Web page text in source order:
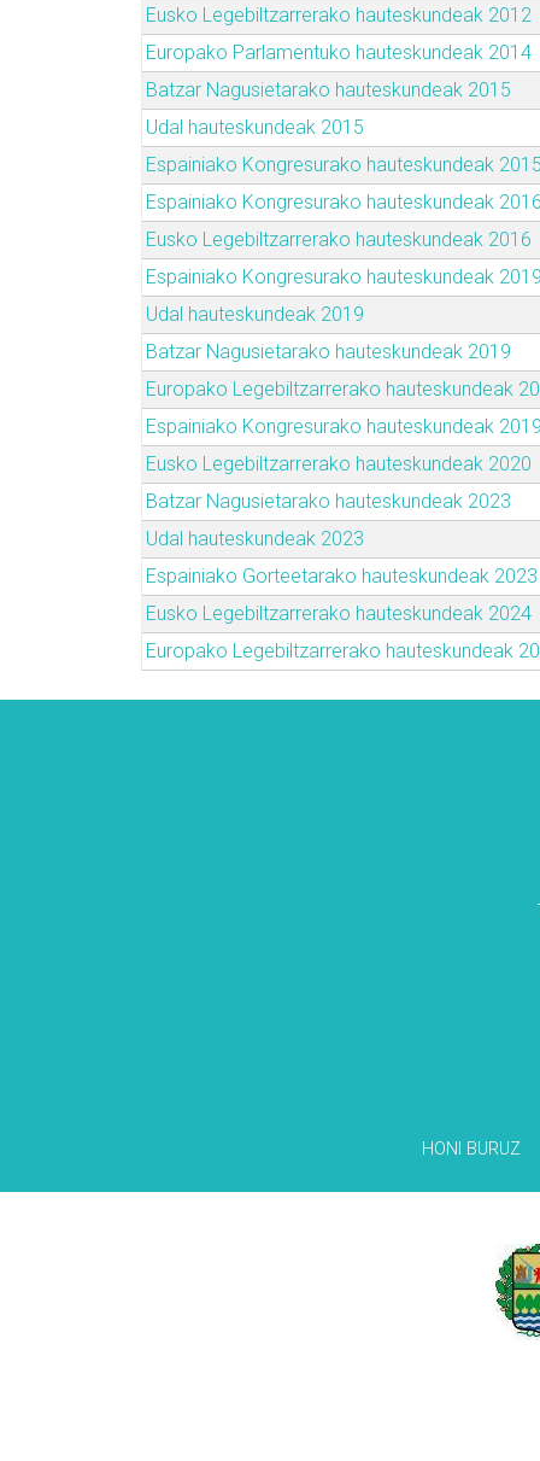
Eusko Legebiltzarrerako hauteskundeak 2012
Europako Parlamentuko hauteskundeak 2014
Batzar Nagusietarako hauteskundeak 2015
Udal hauteskundeak 2015
Espainiako Kongresurako hauteskundeak 2015
Espainiako Kongresurako hauteskundeak 2016
Eusko Legebiltzarrerako hauteskundeak 2016
Espainiako Kongresurako hauteskundeak 2019
Udal hauteskundeak 2019
Batzar Nagusietarako hauteskundeak 2019
Europako Legebiltzarrerako hauteskundeak
Espainiako Kongresurako hauteskundeak 2019
Eusko Legebiltzarrerako hauteskundeak 2020
Batzar Nagusietarako hauteskundeak 2023
Udal hauteskundeak 2023
Espainiako Gorteetarako hauteskundeak 2023
Eusko Legebiltzarrerako hauteskundeak 2024
Europako Legebiltzarrerako hauteskundeak
HONI BURUZ